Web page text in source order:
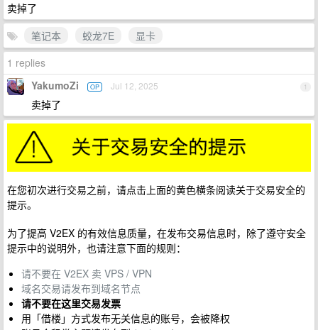
卖掉了
笔记本
蛟龙7E
显卡
1 replies
1
YakumoZi OP Jul 12, 2025
卖掉了
在您初次进行交易之前，请点击上面的黄色横条阅读关于交易安全的
提示。
为了提高 V2EX 的有效信息质量，在发布交易信息时，除了遵守安全
提示中的说明外，也请注意下面的规则：
请不要在 V2EX 卖 VPS / VPN
域名交易请发布到域名节点
请不要在这里交易发票
用「借楼」方式发布无关信息的账号，会被降权